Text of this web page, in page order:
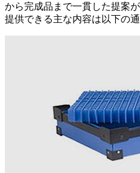
から完成品まで一貫した提案が
提供できる主な内容は以下の通